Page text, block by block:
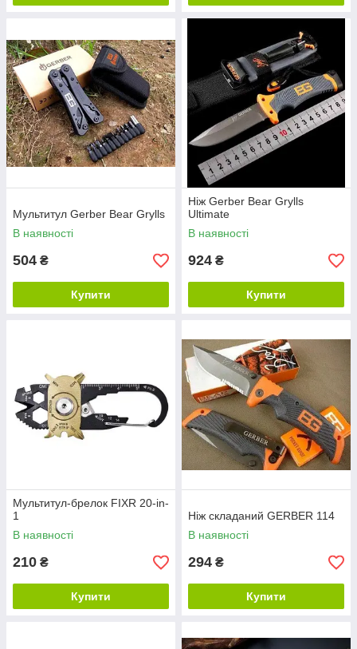
Мультитул Gerber Bear Grylls
В наявності
504 ₴
Купити
Ніж Gerber Bear Grylls
Ultimate
В наявності
924 ₴
Купити
Мультитул-брелок FIXR 20-in-
1
В наявності
210 ₴
Купити
Ніж складаний GERBER 114
В наявності
294 ₴
Купити